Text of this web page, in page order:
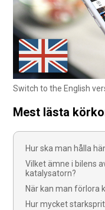
Switch to the English
Mest lästa
Hur ska man hålla
Vilket ämne i bilens
katalysatorn?
När kan man förlora
Hur mycket